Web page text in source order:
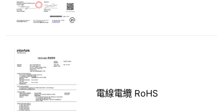
電線電纜 RoHS